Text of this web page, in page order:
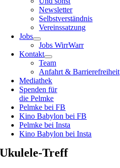
Newsletter
Selbstverständnis
Vereinssatzung
Jobs
Jobs WirrWarr
Kontakt
Team
Anfahrt & Barrierefreiheit
Mediathek
Spenden für
die Pelmke
Pelmke bei FB
Kino Babylon bei FB
Pelmke bei Insta
Kino Babylon bei Insta
Ukulele-Treff